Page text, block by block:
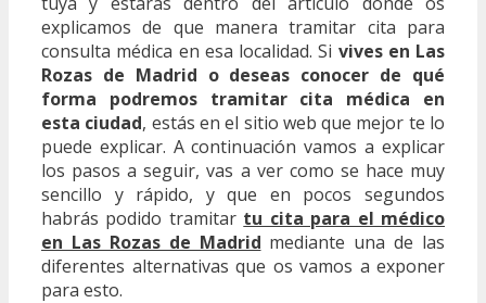
explicamos de que manera tramitar cita para
consulta médica en esa localidad. Si vives en Las
Rozas de Madrid o deseas conocer de qué
forma podremos tramitar cita médica en
esta ciudad, estás en el sitio web que mejor te lo
puede explicar. A continuación vamos a explicar
los pasos a seguir, vas a ver como se hace muy
sencillo y rápido, y que en pocos segundos
habrás podido tramitar tu cita para el médico
en Las Rozas de Madrid mediante una de las
diferentes alternativas que os vamos a exponer
para esto.